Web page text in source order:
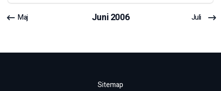
Maj Juni2006 Juli
Sitemap